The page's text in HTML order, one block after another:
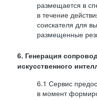
размещается в
в течение
соискателя для
размещенные
6. Генерация
искусственного
6.1 Сервис
в момент